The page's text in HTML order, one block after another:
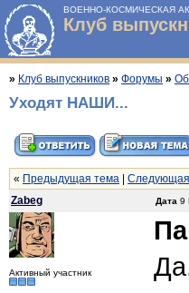
ВОЕННО-КОСМИЧЕСКАЯ
Клуб
» Клуб выпускников » Форумы »
Уходят НАШИ...
« Предыдущая тема
Zabeg
Дата 9
Активный участник